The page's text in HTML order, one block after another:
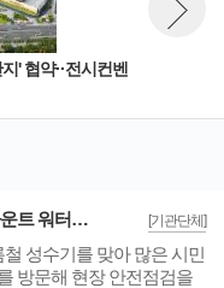
' 협약··전시컨벤
[기관단체]
민경선 고양시장, 일산 원마운트 워터파크 방문 '안전사고 방지 대책 점검'
성수기를 맞아 많은 시민
방문해 현장 안전점검을